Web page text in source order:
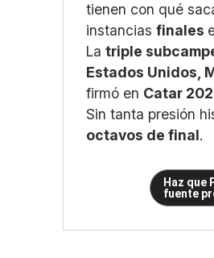
tienen con qué
instanciasfinales
Latriple
Estados Unidos,
firmó en Catar
Sin tanta presión
octavos de final.
Haz que
fuente